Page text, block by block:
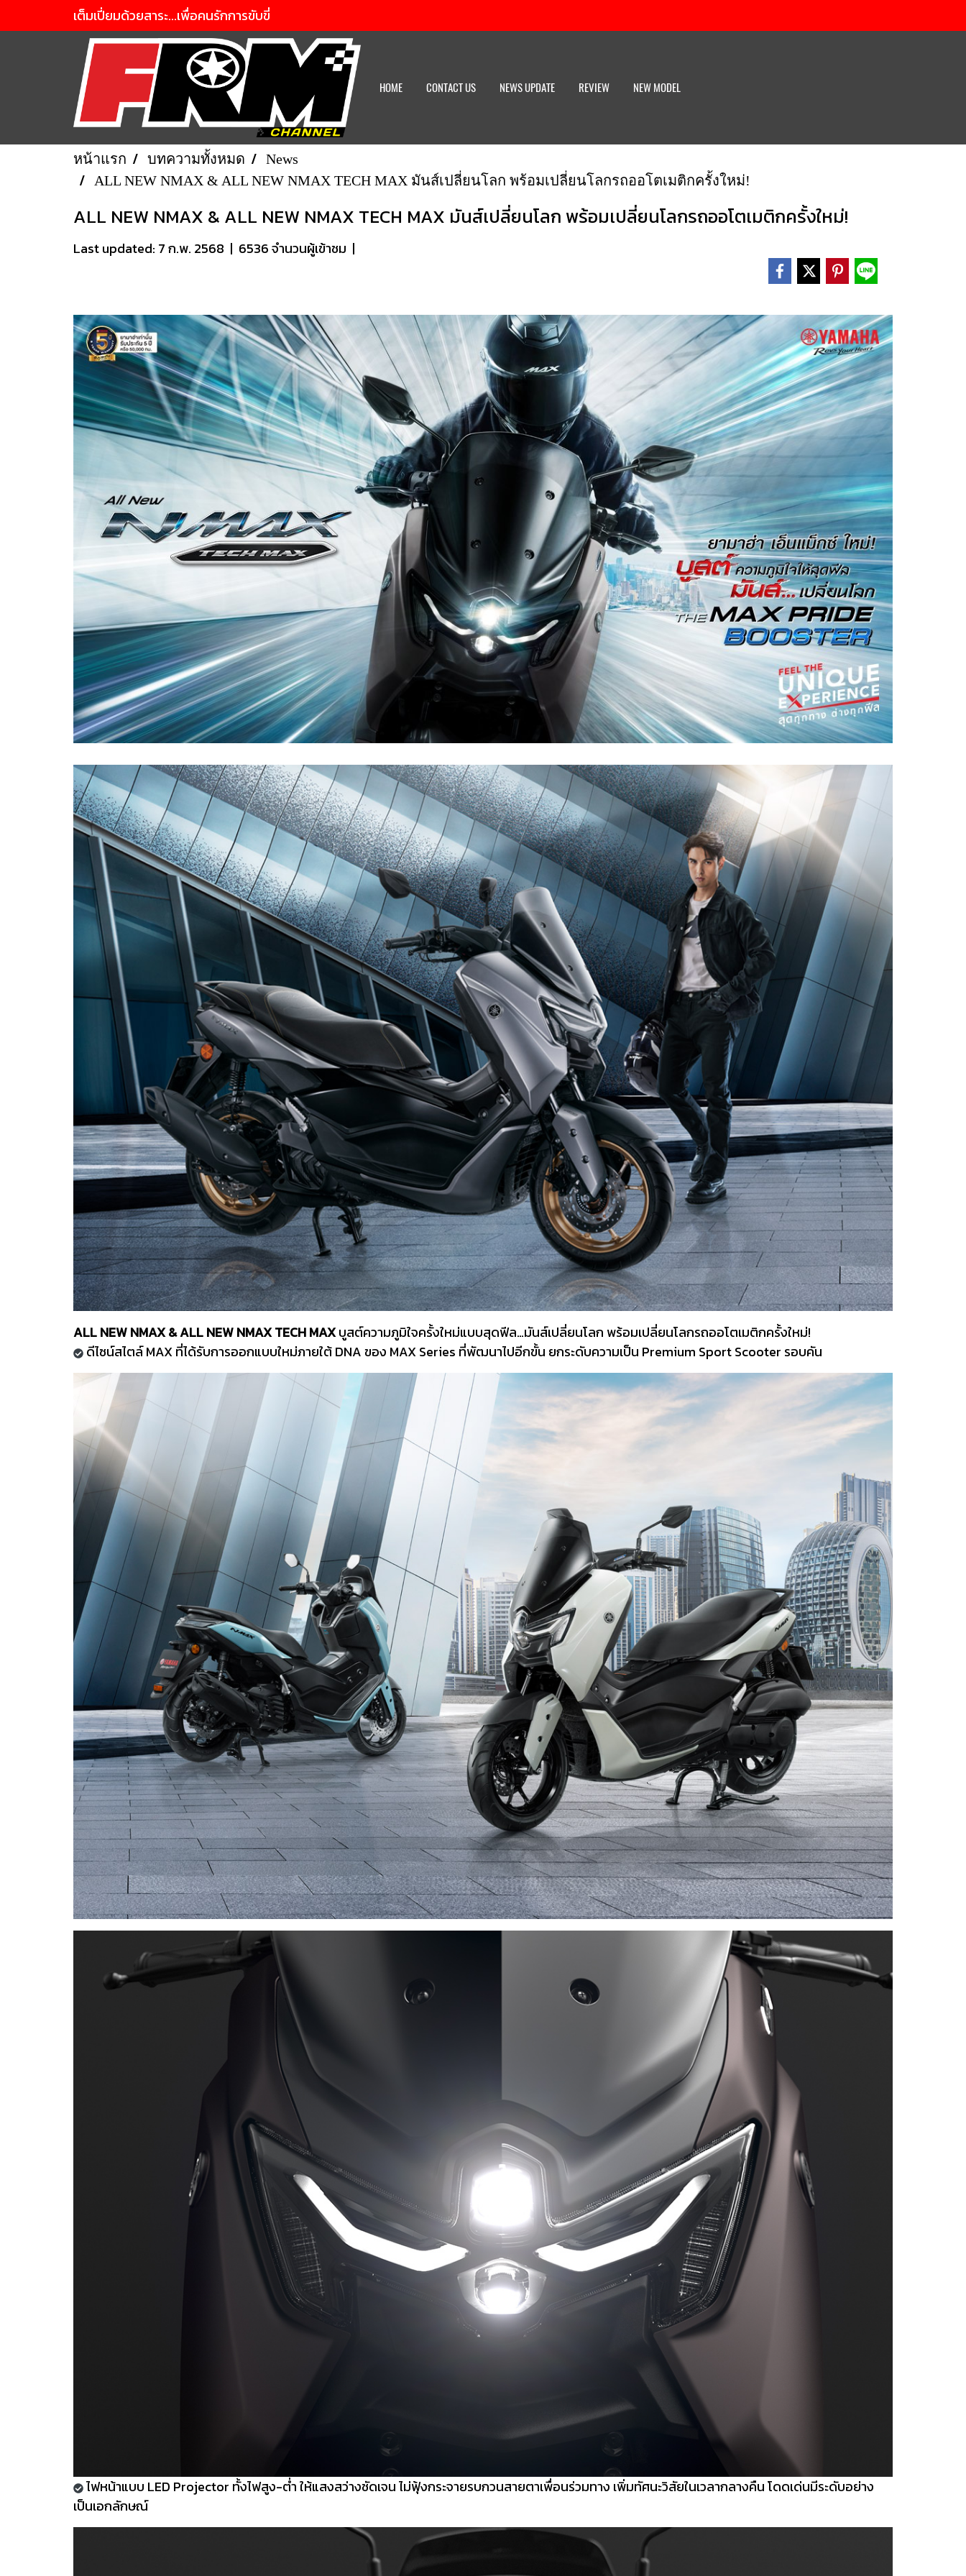
เต็มเปี่ยมด้วยสาระ...เพื่อคนรักการขับขี่
HOME CONTACT US NEWS UPDATE REVIEW NEW MODEL
หน้าแรก บทความทั้งหมด
News
ALL NEW NMAX & ALL NEW NMAX TECH MAX มันส์เปลี่ยนโลก พร้อมเปลี่ยนโลกรถออโตเมติกครั้งใหม่!
ALL NEW NMAX & ALL NEW NMAX TECH MAX มันส์เปลี่ยนโลก พร้อมเปลี่ยนโลกรถออโตเมติกครั้งใหม่!
Last updated: 7 ก.พ. 2568 | 6536 จำนวนผู้เข้าชม |
ALL NEW NMAX & ALL NEW NMAX TECH MAXบูสต์ความภูมิใจครั้งใหม่แบบสุดฟีล…มันส์เปลี่ยนโลก พร้อมเปลี่ยนโลกรถออโตเมติกครั้งใหม่!
ดีไซน์สไตล์ MAX ที่ได้รับการออกแบบใหม่ภายใต้ DNA ของ MAX Series ที่พัฒนาไปอีกขั้น ยกระดับความเป็น Premium Sport Scooter รอบคัน
ไฟหน้าแบบ LED Projector ทั้งไฟสูง-ต่ำ ให้แสงสว่างชัดเจน ไม่ฟุ้งกระจายรบกวนสายตาเพื่อนร่วมทาง เพิ่มทัศนะวิสัยในเวลากลางคืน โดดเด่นมีระดับอย่าง
เป็นเอกลักษณ์